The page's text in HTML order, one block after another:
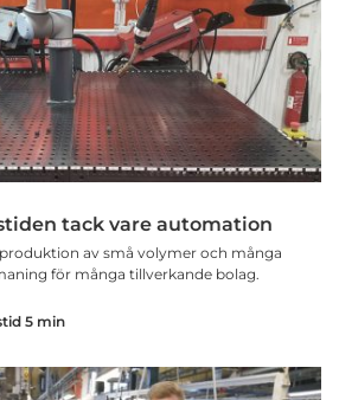
tack vare automation
av små volymer och många
för många tillverkande bolag.
5 min